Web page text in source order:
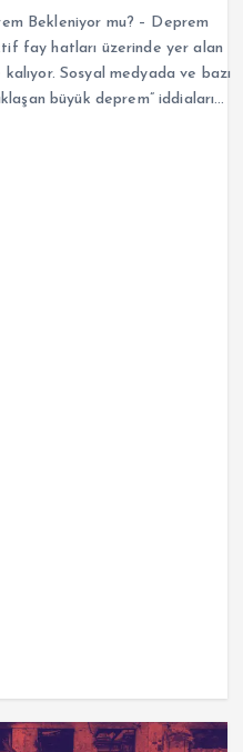
Bekleniyor mu? – Deprem
fay hatları üzerinde yer alan
Sosyal medyada ve bazı
büyük deprem” iddiaları…